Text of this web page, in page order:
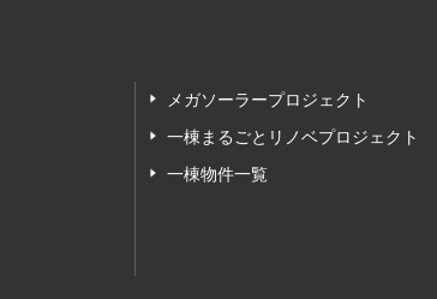
メガソーラープロジェクト
一棟まるごとリノベプロジェクト
一棟物件一覧